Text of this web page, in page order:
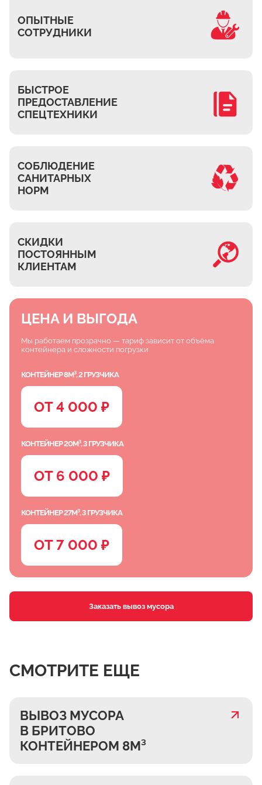
Михнево
Верхнее Мячково
Лыткарино
ОПЫТНЫЕ
СОТРУДНИКИ
БЫСТРОЕ
ПРЕДОСТАВЛЕНИЕ
СПЕЦТЕХНИКИ
СОБЛЮДЕНИЕ
САНИТАРНЫХ
НОРМ
СКИДКИ
ПОСТОЯННЫМ
КЛИЕНТАМ
ЦЕНА И ВЫГОДА
Мы работаем прозрачно — тариф зависит от объёма
контейнера и сложности погрузки
КОНТЕЙНЕР 8М³, 2 ГРУЗЧИКА
ОТ 4 000 ₽
КОНТЕЙНЕР 20М³, 3 ГРУЗЧИКА
ОТ 6 000 ₽
КОНТЕЙНЕР 27М³, 3 ГРУЗЧИКА
ОТ 7 000 ₽
Заказать вывоз мусора
СМОТРИТЕ ЕЩЕ
ВЫВОЗ МУСОРА
В БРИТОВО
КОНТЕЙНЕРОМ 8М³